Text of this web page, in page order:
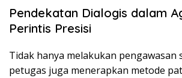
Pendekatan Dialogis dalam
Perintis Presisi
Tidak hanya melakukan pengawasan
petugas juga menerapkan metode